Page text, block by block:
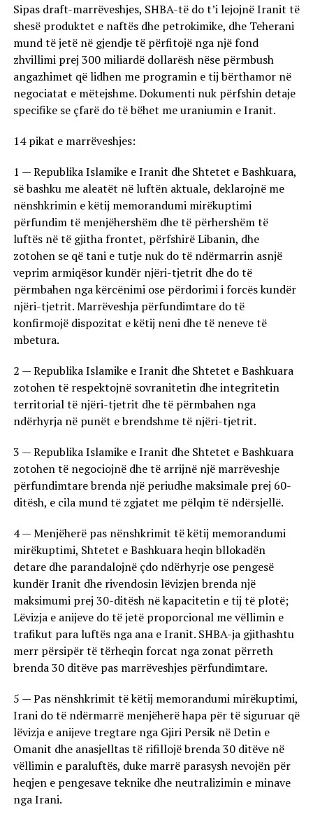
Sipas draft-marrëveshjes, SHBA-të do t’i lejojnë Iranit të
shesë produktet e naftës dhe petrokimike, dhe Teherani
mund të jetë në gjendje të përfitojë nga një fond
zhvillimi prej 300 miliardë dollarësh nëse përmbush
angazhimet që lidhen me programin e tij bërthamor në
negociatat e mëtejshme. Dokumenti nuk përfshin detaje
specifike se çfarë do të bëhet me uraniumin e Iranit.
14 pikat e marrëveshjes:
1 — Republika Islamike e Iranit dhe Shtetet e Bashkuara,
së bashku me aleatët në luftën aktuale, deklarojnë me
nënshkrimin e këtij memorandumi mirëkuptimi
përfundim të menjëhershëm dhe të përhershëm të
luftës në të gjitha frontet, përfshirë Libanin, dhe
zotohen se që tani e tutje nuk do të ndërmarrin asnjë
veprim armiqësor kundër njëri-tjetrit dhe do të
përmbahen nga kërcënimi ose përdorimi i forcës kundër
njëri-tjetrit. Marrëveshja përfundimtare do të
konfirmojë dispozitat e këtij neni dhe të neneve të
mbetura.
2 — Republika Islamike e Iranit dhe Shtetet e Bashkuara
zotohen të respektojnë sovranitetin dhe integritetin
territorial të njëri-tjetrit dhe të përmbahen nga
ndërhyrja në punët e brendshme të njëri-tjetrit.
3 — Republika Islamike e Iranit dhe Shtetet e Bashkuara
zotohen të negociojnë dhe të arrijnë një marrëveshje
përfundimtare brenda një periudhe maksimale prej 60-
ditësh, e cila mund të zgjatet me pëlqim të ndërsjellë.
4 — Menjëherë pas nënshkrimit të këtij memorandumi
mirëkuptimi, Shtetet e Bashkuara heqin bllokadën
detare dhe parandalojnë çdo ndërhyrje ose pengesë
kundër Iranit dhe rivendosin lëvizjen brenda një
maksimumi prej 30-ditësh në kapacitetin e tij të plotë;
Lëvizja e anijeve do të jetë proporcional me vëllimin e
trafikut para luftës nga ana e Iranit. SHBA-ja gjithashtu
merr përsipër të tërheqin forcat nga zonat përreth
brenda 30 ditëve pas marrëveshjes përfundimtare.
5 — Pas nënshkrimit të këtij memorandumi mirëkuptimi,
Irani do të ndërmarrë menjëherë hapa për të siguruar që
lëvizja e anijeve tregtare nga Gjiri Persik në Detin e
Omanit dhe anasjelltas të rifillojë brenda 30 ditëve në
vëllimin e paraluftës, duke marrë parasysh nevojën për
heqjen e pengesave teknike dhe neutralizimin e minave
nga Irani.